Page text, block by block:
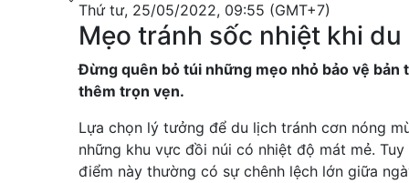
Thứ tư, 25/05/2022, 09:55 (GMT+7)
Mẹo tránh sốc nhiệt khi du
Đừng quên bỏ túi những mẹo nhỏ bảo vệ bản
thêm trọn vẹn.
Lựa chọn lý tưởng để du lịch tránh cơn nóng
những khu vực đồi núi có nhiệt độ mát mẻ.
điểm này thường có sự chênh lệch lớn giữa